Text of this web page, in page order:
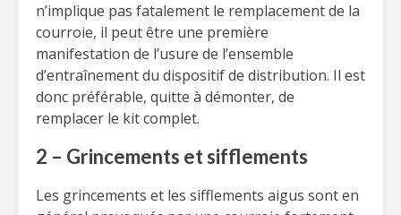
n’implique pas fatalement le remplacement de la
courroie, il peut être une première
manifestation de l’usure de l’ensemble
d’entraînement du dispositif de distribution. Il est
donc préférable, quitte à démonter, de
remplacer le kit complet.
2 – Grincements et sifflements
Les grincements et les sifflements aigus sont en